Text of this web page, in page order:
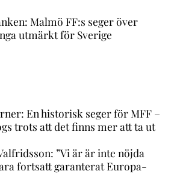
Malmö FF:s seger över
utmärkt för Sverige
En historisk seger för MFF –
trots att det finns mer att ta ut
”Vi är är inte nöjda
fortsatt garanterat Europa-